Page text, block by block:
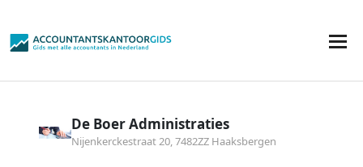
De Boer Administraties
Nijenkerckestraat 20, 7482ZZ Haaksbergen